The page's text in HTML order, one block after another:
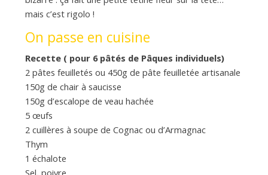
mais c’est rigolo !
On passe en cuisine
Recette ( pour 6 pâtés de Pâques individuels)
2 pâtes feuilletés ou 450g de pâte feuilletée artisanale
150g de chair à saucisse
150g d’escalope de veau hachée
5 œufs
2 cuillères à soupe de Cognac ou d’Armagnac
Thym
1 échalote
Sel, poivre